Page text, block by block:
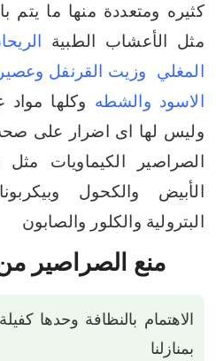
كثيره ومتعددة منها ما يتم
مثل الأعشاب الطبية
المغلي وزيت القرنفل وعصير
الاسود والشطه وكلها
وليس لها اى اضرار على صحة
الصراصير الكيماويات
الأبيض والكحول
البترولية والكلور والصابون
منع الصراصير
الاهتمام بالنظافة وحدها
بمنازلنا